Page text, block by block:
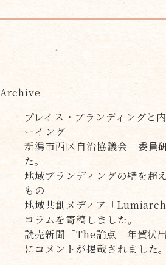
Archive
プレイス・ブランディングと
ーイング
新潟市西区自治協議会 委員
た。
地域ブランディングの壁を超
もの
地域共創メディア「
コラムを寄稿しました。
読売新聞「The論点 年賀状出
にコメントが掲載されました。